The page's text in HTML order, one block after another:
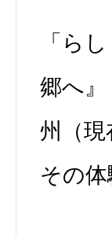
「ら
郷へ
州（
その体